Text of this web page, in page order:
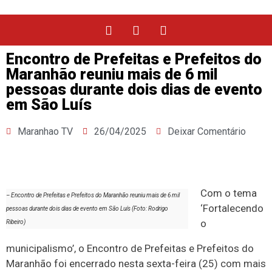
Encontro de Prefeitas e Prefeitos do
Maranhão reuniu mais de 6 mil
pessoas durante dois dias de evento
em São Luís
Maranhao TV 26/04/2025 Deixar Comentário
– Encontro de Prefeitas e Prefeitos do Maranhão reuniu mais de 6 mil
pessoas durante dois dias de evento em São Luís (Foto: Rodrigo
Ribeiro)
Com o tema
‘Fortalecendo
o
municipalismo’, o Encontro de Prefeitas e Prefeitos do
Maranhão foi encerrado nesta sexta-feira (25) com mais